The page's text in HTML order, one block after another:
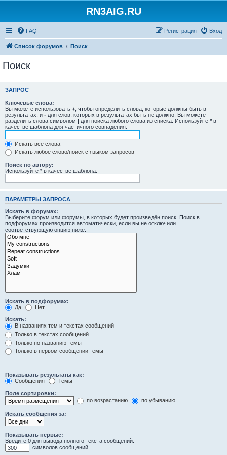
RN3AIG.RU
FAQ Вход
Регистрация
Список форумов Поиск
Поиск
ЗАПРОС
Ключевые слова:
Вы можете использовать + , чтобы определить слова, которые должны быть в
результатах, и - для слов, которых в результатах быть не должно. Вы можете
разделить слова символом | для поиска любого слова из списка. Используйте * в
качестве шаблона для частичного совпадения.
Искать все слова
Искать любое слово/поиск с языком запросов
Поиск по автору:
Используйте * в качестве шаблона.
ПАРАМЕТРЫ ЗАПРОСА
Искать в форумах:
Выберите форум или форумы, в которых будет произведён поиск. Поиск в
подфорумах производится автоматически, если вы не отключили
соответствующую опцию ниже.
Искать в подфорумах:
Да
Нет
Искать:
В названиях тем и текстах сообщений
Только в текстах сообщений
Только по названию темы
Только в первом сообщении темы
Показывать результаты как:
Сообщения
Темы
Поле сортировки:
по возрастанию
по убыванию
Искать сообщения за:
Показывать первые:
Введите 0 для вывода полного текста сообщений.
символов сообщений